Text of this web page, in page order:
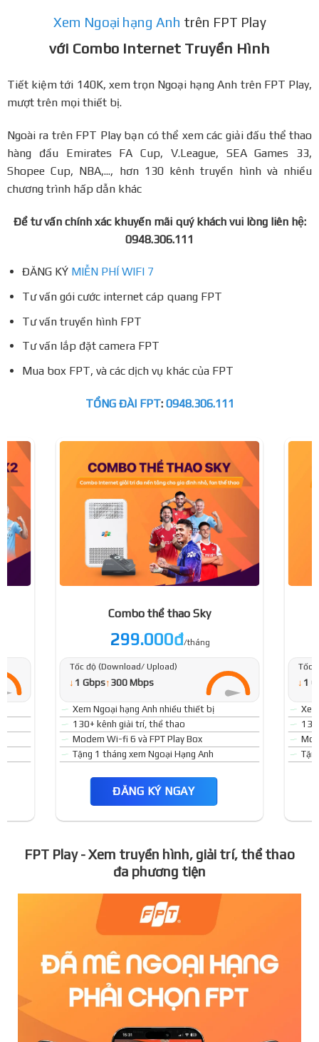
Xem Ngoại hạng Anh trên FPT Play
với Combo Internet Truyền Hình
Tiết kiệm tới 140K, xem trọn Ngoại hạng Anh trên FPT Play,
mượt trên mọi thiết bị.
Ngoài ra trên FPT Play bạn có thể xem các giải đấu thể thao
hàng đầu Emirates FA Cup, V.League, SEA Games 33,
Shopee Cup, NBA,..., hơn 130 kênh truyền hình và nhiều
chương trình hấp dẫn khác
Để tư vấn chính xác khuyến mãi quý khách vui lòng liên hệ:
0948.306.111
ĐĂNG KÝ MIỄN PHÍ WIFI 7
Tư vấn gói cước internet cáp quang FPT
Tư vấn truyền hình FPT
Tư vấn lắp đặt camera FPT
Mua box FPT, và các dịch vụ khác của FPT
TỔNG ĐÀI FPT: 0948.306.111
Combo thể thao Sky
299.000đ/tháng
Tốc độ (Download/ Upload)
↓ 1 Gbps↑ 300 Mbps
Xem Ngoại hạng Anh nhiều thiết bị
130+ kênh giải trí, thể thao
Modem Wi-fi 6 và FPT Play Box
Tặng 1 tháng xem Ngoại Hạng Anh
ĐĂNG KÝ NGAY
Tốc
↓ 1
FPT Play - Xem truyền hình, giải trí, thể thao
đa phương tiện